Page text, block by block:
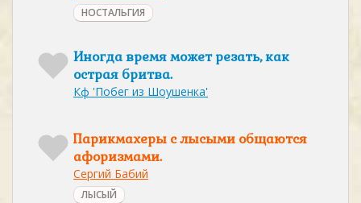
НОСТАЛЬГИЯ
Иногда время может резать, как
острая бритва.
Кф 'Побег из Шоушенка'
Парикмахеры с лысыми общаются
афоризмами.
Сергий Бабий
ЛЫСЫЙ